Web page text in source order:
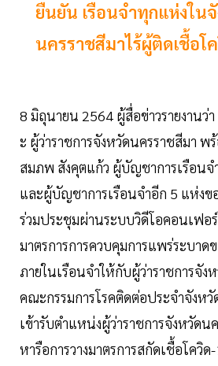
ยืนยัน เรือนจำทุกแห่งใน
นครราชสีมาไร้ผู้ติดเชื้อโ
8 มิถุนายน 2564 ผู้สื่อข่าวรายงาน
ะ ผู้ว่าราชการจังหวัดนครราชสีมา
สมภพ สังคุตแก้ว ผู้บัญชาการเรือนจ
และผู้บัญชาการเรือนจำอีก 5 แห่งข
ร่วมประชุมผ่านระบบวิดีโอคอนเฟอร์
มาตรการการควบคุมการแพร่ระบาด
ภายในเรือนจำให้กับผู้ว่าราชการจัง
คณะกรรมการโรคติดต่อประจำจังหวั
เข้ารับตำแหน่งผู้ว่าราชการจังหวัดน
หารือการวางมาตรการสกัดเชื้อโควิด